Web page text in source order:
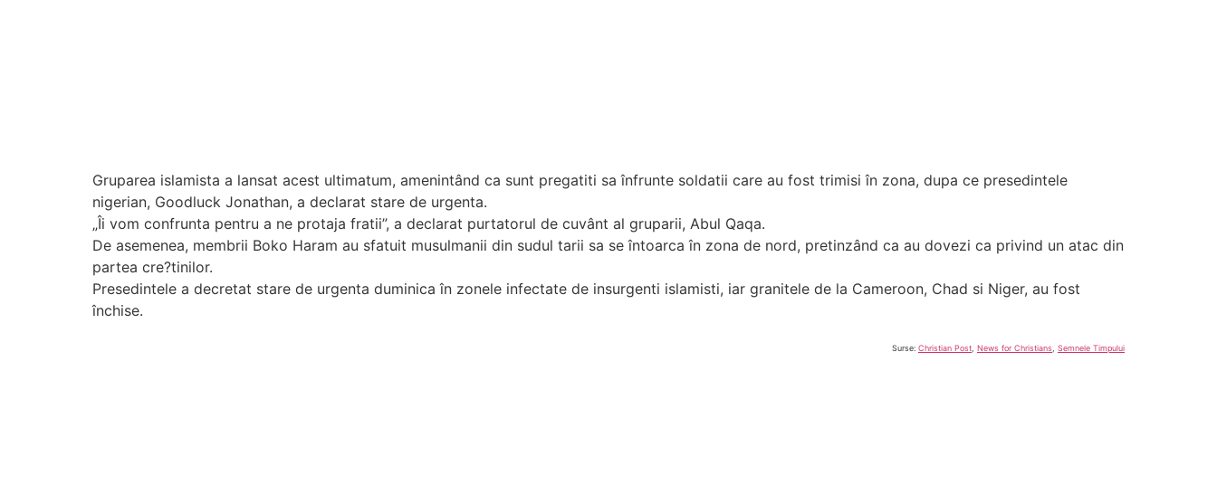
Gruparea islamista a lansat acest ultimatum, amenintând ca sunt pregatiti sa înfrunte soldatii care au fost trimisi în zona, dupa ce presedintele
nigerian, Goodluck Jonathan, a declarat stare de urgenta.
„Îi vom confrunta pentru a ne protaja fratii”, a declarat purtatorul de cuvânt al gruparii, Abul Qaqa.
De asemenea, membrii Boko Haram au sfatuit musulmanii din sudul tarii sa se întoarca în zona de nord, pretinzând ca au dovezi ca privind un atac din
partea cre?tinilor.
Presedintele a decretat stare de urgenta duminica în zonele infectate de insurgenti islamisti, iar granitele de la Cameroon, Chad si Niger, au fost
închise.
Surse: Christian Post News for Christians Semnele Timpului